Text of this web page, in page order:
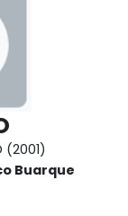
(2001)
Buarque